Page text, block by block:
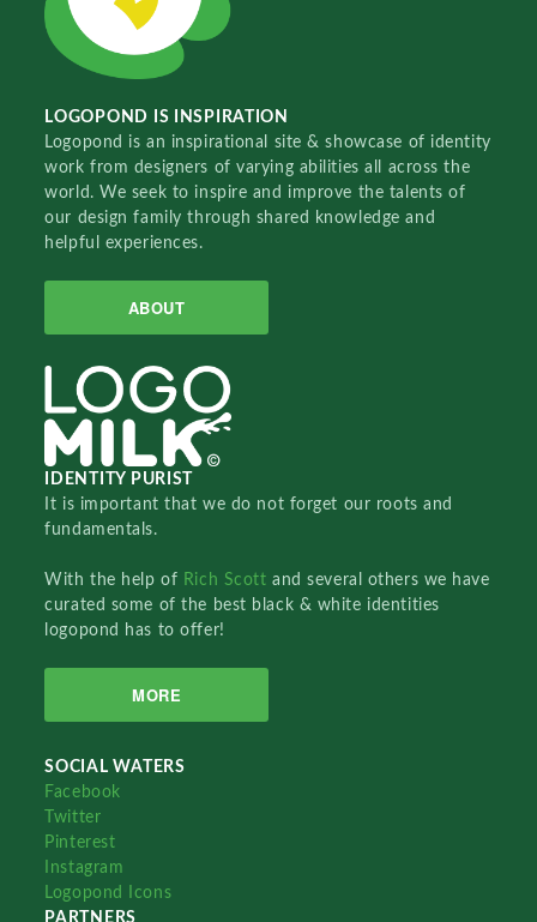
LOGOPOND IS INSPIRATION
Logopond is an inspirational site & showcase of identity
work from designers of varying abilities all across the
world. We seek to inspire and improve the talents of
our design family through shared knowledge and
helpful experiences.
ABOUT
IDENTITY PURIST
It is important that we do not forget our roots and
fundamentals.
With the help of Rich Scottand several others we have
curated some of the best black & white identities
logopond has to offer!
MORE
SOCIAL WATERS
Facebook
Twitter
Pinterest
Instagram
Logopond Icons
PARTNERS